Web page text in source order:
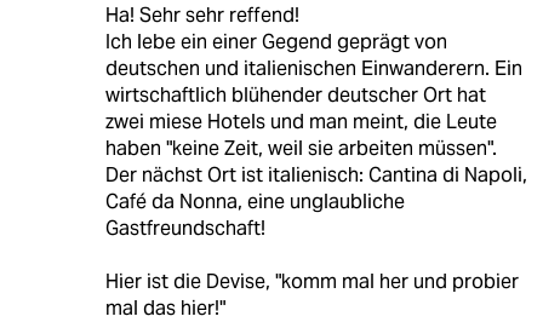
Ha! Sehr sehr reffend!
Ich lebe ein einer Gegend geprägt von
deutschen und italienischen Einwanderern. Ein
wirtschaftlich blühender deutscher Ort hat
zwei miese Hotels und man meint, die Leute
haben "keine Zeit, weil sie arbeiten müssen".
Der nächst Ort ist italienisch: Cantina di Napoli,
Café da Nonna, eine unglaubliche
Gastfreundschaft!
Hier ist die Devise, "komm mal her und probier
mal das hier!"